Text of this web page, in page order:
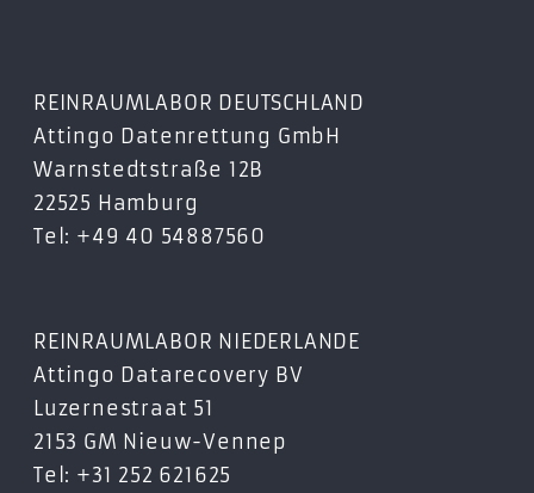
REINRAUMLABOR DEUTSCHLAND
Attingo Datenrettung GmbH
Warnstedtstraße 12B
22525 Hamburg
Tel: +49 40 54887560
REINRAUMLABOR NIEDERLANDE
Attingo Datarecovery BV
Luzernestraat 51
2153 GM Nieuw-Vennep
Tel: +31 252 621625